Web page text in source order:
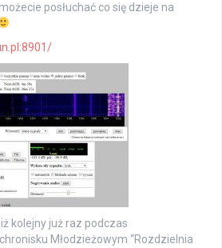
możecie posłuchać co się dzieje na
kolejny już raz podczas
Młodzieżowym “Rozdzielnia